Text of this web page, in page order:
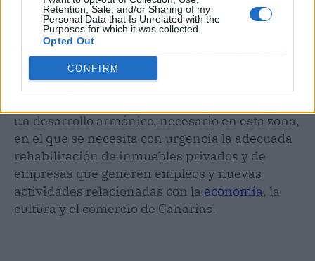
Retention, Sale, and/or Sharing of my
Personal Data that Is Unrelated with the
Purposes for which it was collected.
Opted Out
CONFIRM
Un Plan Especial del Histórico Conjunto de El
, agrupa y estimula en todos los sentidos
estos emprendimientos y esfuerzos que
un desarrollo armónico, necesario en esta zona,
en el que se necesita con urgencia la adecuada
rehabilitación de inmuebles privados y de
empresas que generen empleos y nuevas
actividades relacionadas con la economía, la
cultura y el comercio de Canarias.